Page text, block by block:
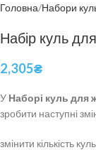
Головна Набори
Набір куль
2,305₴
У Наборі куль для
зробити наступні
змінити кількість